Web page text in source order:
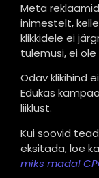
Meta
inimestelt,
klikkidele ei
tulemusi, ei
Odav klikihind
Edukas
liiklust.
Kui soovid
eksitada, loe
miks madal